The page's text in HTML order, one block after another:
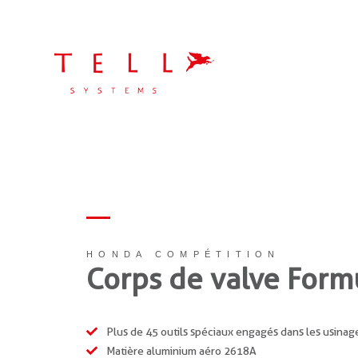
DE
HONDA COMPÉTITION
Corps de valve
Plus de 45 outils spéciaux engagés dans les
Matière aluminium aéro 2618A